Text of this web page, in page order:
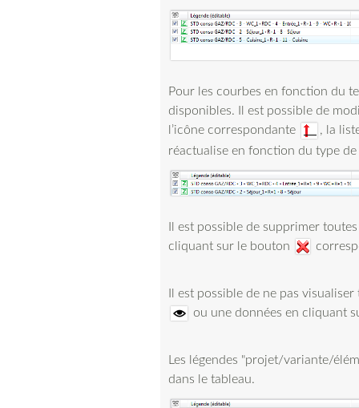
Pour les courbes en fonction du
disponibles. Il est possible de
l’icône correspondante
, la
réactualise en fonction du type
Il est possible de supprimer
cliquant sur le bouton
Il est possible de ne pas
ou une données en cliquant
Les légendes "projet/variante/
dans le tableau.